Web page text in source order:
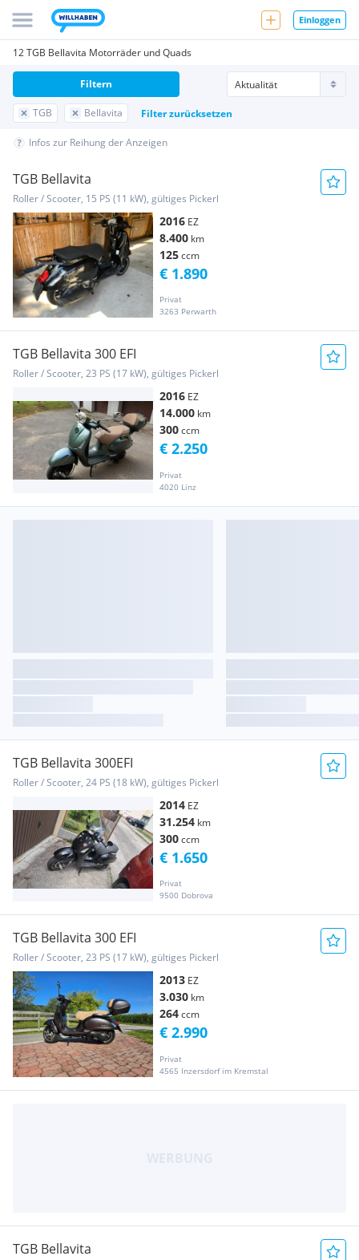
Einloggen
12 TGB Bellavita Motorräder und Quads
TGB Bellavita Filter zurücksetzen
Filtern
Infos zur Reihung der Anzeigen
TGB Bellavita
Roller / Scooter, 15 PS (11 kW), gültiges Pickerl
2016 EZ
8.400 km
125ccm
Privat
3263 Perwarth
€ 1.890
TGB Bellavita 300 EFI
Roller / Scooter, 23 PS (17 kW), gültiges Pickerl
2016 EZ
14.000 km
300ccm
Privat
4020 Linz
€ 2.250
TGB Bellavita 300EFI
Roller / Scooter, 24 PS (18 kW), gültiges Pickerl
2014 EZ
31.254 km
300ccm
Privat
9500 Dobrova
€ 1.650
TGB Bellavita 300 EFI
Roller / Scooter, 23 PS (17 kW), gültiges Pickerl
2013 EZ
3.030 km
264ccm
Privat
4565 Inzersdorf im Kremstal
€ 2.990
TGB Bellavita